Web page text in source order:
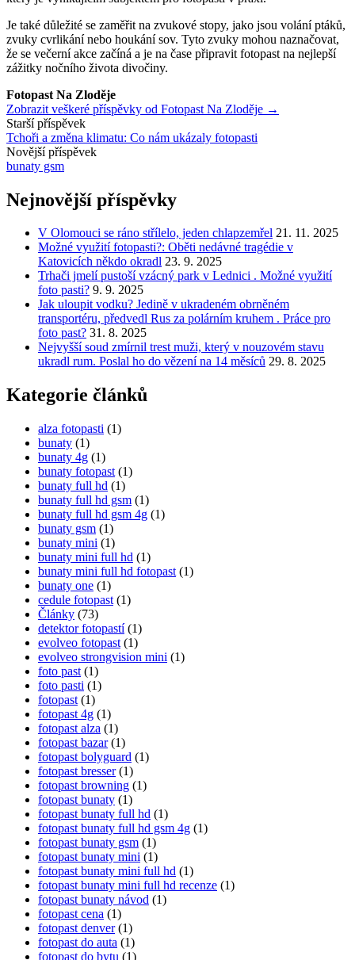
Je také důležité se zaměřit na zvukové stopy, jako jsou volání ptáků,
zvuky cvrlikání nebo houkání sov. Tyto zvuky mohou naznačovat,
že se večerní akce začíná a je na čase připravit fotopast na nejlepší
zážitky nočního života divočiny.
Fotopast Na Zloděje
Zobrazit veškeré příspěvky od Fotopast Na Zloděje →
Navigace
příspěvku
Starší příspěvek
Tchoři a změna klimatu: Co nám ukázaly fotopasti
Novější příspěvek
bunaty gsm
Nejnovější příspěvky
V Olomouci se ráno střílelo, jeden chlapzemřel 21. 11. 2025
Možné využití fotopasti?: Oběti nedávné tragédie v
Katovicích někdo okradl 23. 9. 2025
Trhači jmelí pustoší vzácný park v Lednici . Možné využití
foto pasti? 9. 9. 2025
Jak uloupit vodku? Jedině v ukradeném obrněném
transportéru, předvedl Rus za polárním kruhem . Práce pro
foto past? 31. 8. 2025
Nejvyšší soud zmírnil trest muži, který v nouzovém stavu
ukradl rum. Poslal ho do vězení na 14 měsíců 29. 8. 2025
Kategorie článků
alza fotopasti (1)
bunaty (1)
bunaty 4g (1)
bunaty fotopast (1)
bunaty full hd (1)
bunaty full hd gsm (1)
bunaty full hd gsm 4g (1)
bunaty gsm (1)
bunaty mini (1)
bunaty mini full hd (1)
bunaty mini full hd fotopast (1)
bunaty one (1)
cedule fotopast (1)
Články (73)
detektor fotopastí(1)
evolveo fotopast (1)
evolveo strongvision mini (1)
foto past (1)
foto pasti (1)
fotopast (1)
fotopast 4g (1)
fotopast alza (1)
fotopast bazar(1)
fotopast bolyguard (1)
fotopast bresser(1)
fotopast browning (1)
fotopast bunaty (1)
fotopast bunaty full hd (1)
fotopast bunaty full hd gsm 4g (1)
fotopast bunaty gsm (1)
fotopast bunaty mini (1)
fotopast bunaty mini full hd (1)
fotopast bunaty mini full hd recenze (1)
fotopast bunaty návod (1)
fotopast cena (1)
fotopast denver(1)
fotopast do auta (1)
fotopast do bytu (1)